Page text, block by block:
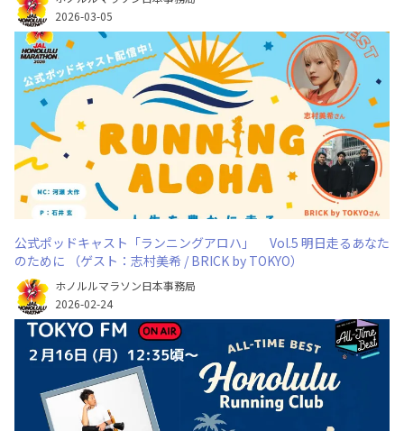
2026-03-05
公式ポッドキャスト「ランニングアロハ」 Vol.5 明日走るあなた
のために （ゲスト：志村美希 / BRICK by TOKYO）
ホノルルマラソン日本事務局
2026-02-24